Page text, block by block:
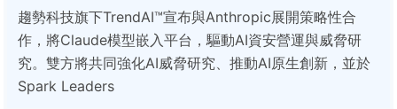
趨勢科技旗下TrendAI™宣布與Anthropic展開策略性合
作，將Claude模型嵌入平台，驅動AI資安營運與威脅研
究。雙方將共同強化AI威脅研究、推動AI原生創新，並於
Spark Leaders